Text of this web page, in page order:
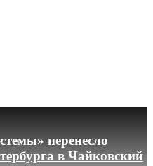
перенесло
в Чайковский